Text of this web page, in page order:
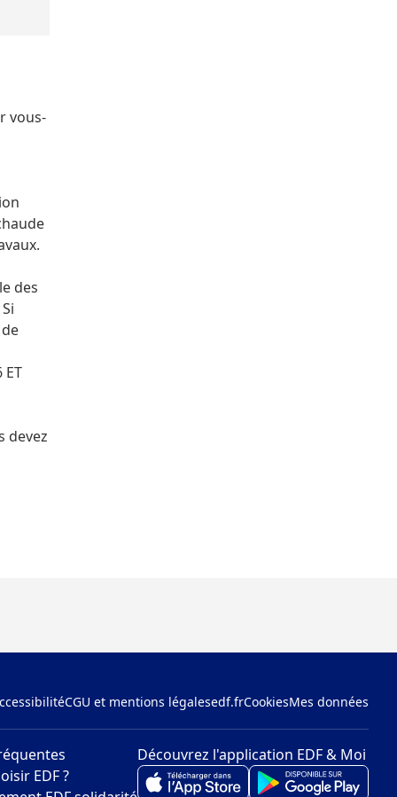
vous-
des
ET
devez
CGU et mentions légalesedf.frCookiesMes données
EDF ?
Découvrez l'application EDF & Moi